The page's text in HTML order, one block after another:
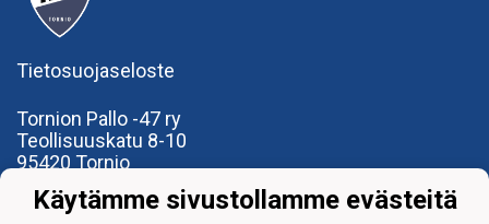
Tietosuojaseloste
Tornion Pallo -47 ry
Teollisuuskatu 8-10
95420 Tornio
office@tp47.com
Käytämme sivustollamme evästeitä